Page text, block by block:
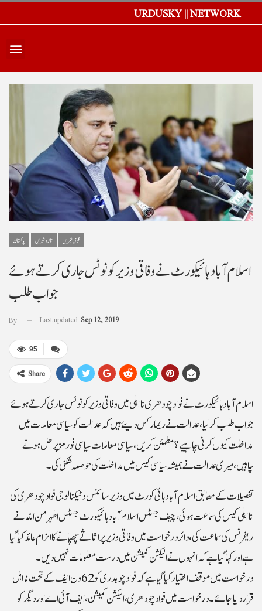
URDUSKY || NETWORK
پاکستان تازہ خبریں قومی خبریں
اسلام آبادہائیکورٹ نے وفاقی وزیر کو نوٹس جاری کرتے ہوئے
جواب طلب
By Last updated Sep 12, 2019
95
Share
اسلام آبادہائیکورٹ نے فوادچودھری نااہلی میں وفاقی وزیر کو نوٹس جاری کرتے ہوئے
جواب طلب کرلیا،عدالت نے ریمارکس دیئے ہیں کہ عدالت کو سیاسی معاملات میں
مداخلت کیوں کرنی چاہیے؟ مطمئن کریں، سیاسی معاملات سیاسی فورمز پر حل ہونے
چاہیں،میری عدالت نے ہمیشہ سیاسی کیس میں مداخلت کی حوصلہ شکنی کی۔
تفصیلات کے مطابق اسلام آباد ہائی کورٹ میں وزیرسائنس و ٹیکنالوجی فواد چودھری کی
نااہلی کیس کی سماعت ہوئی،چیف جسٹس اسلام آباد ہائیکورٹ جسٹس اطہر من اللہ نے
ریفرنس کی سماعت کی،دائر درخواست میں وفاقی وزیر پر اثاثے چھپانے کا الزام عائد کیا گیا
ہے اور کہا گیا ہے کہ انہوں نے الیکشن کمیشن میں درست معلومات نہیں دیں۔
درخواست میں موقف اختیار کیا گیا ہے کہ فواد چوہدری کو 62 ون ایف کے تحت نااہل
قرار دیا جائے۔درخواست میں فوادچودھری، الیکشن کمیشن، ایف آئی اے اور دیگر کو